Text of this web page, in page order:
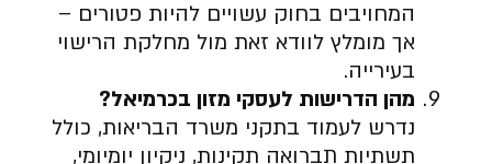
המחויבים בחוק עשויים להיות פטורים –
אך מומלץ לוודא זאת מול מחלקת הרישוי
בעירייה.
מהן הדרישות לעסקי מזון בכרמיאל?
נדרש לעמוד בתקני משרד הבריאות, כולל
תשתיות תברואה תקינות, ניקיון יומיומי,